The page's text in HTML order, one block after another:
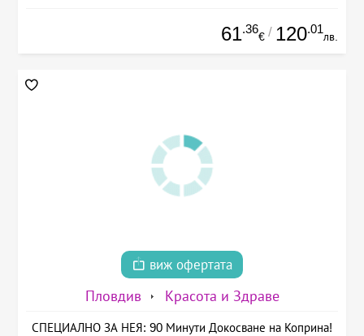
61.36
€ / 120.01
лв.
виж офертата
Пловдив Красота и Здраве
СПЕЦИАЛНО ЗА НЕЯ: 90 Минути Докосване на Коприна!